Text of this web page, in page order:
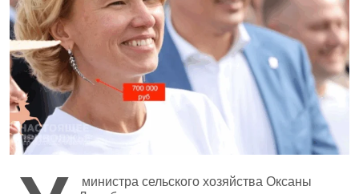
министра сельского хозяйства Оксаны